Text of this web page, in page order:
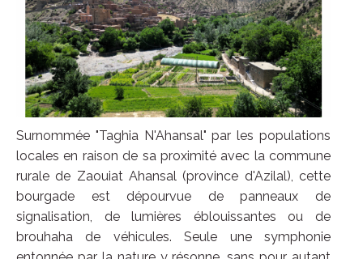
Surnommée "Taghia N'Ahansal" par les populations
locales en raison de sa proximité avec la commune
rurale de Zaouiat Ahansal (province d'Azilal), cette
bourgade est dépourvue de panneaux de
signalisation, de lumières éblouissantes ou de
brouhaha de véhicules. Seule une symphonie